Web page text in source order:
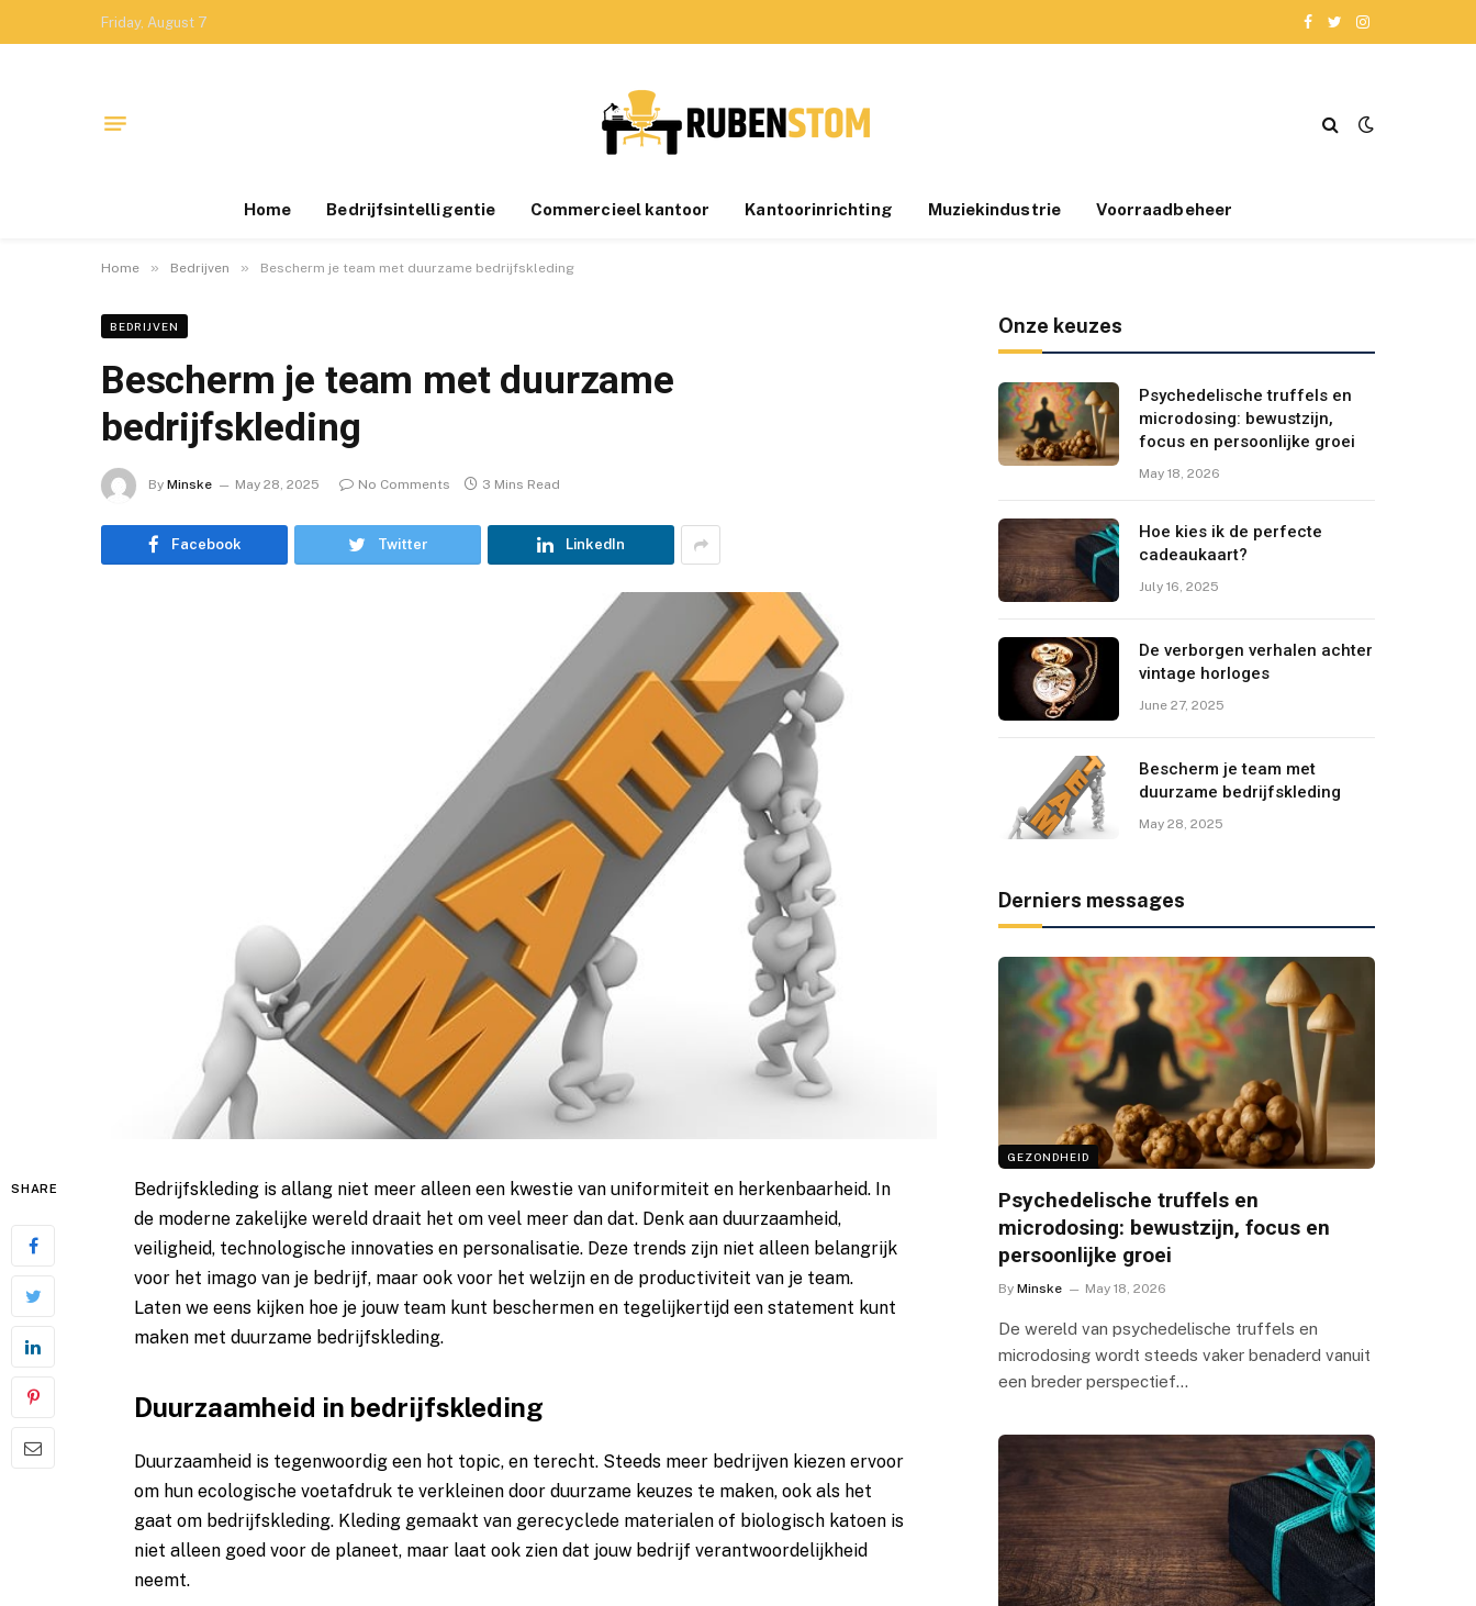
Friday, August 7
Facebook
TwitterInstagram
Home Bedrijfsintelligentie Commercieel kantoor Kantoorinrichting Muziekindustrie Voorraadbeheer
Home » Bedrijven » Bescherm je team met duurzame bedrijfskleding
BEDRIJVEN
Bescherm je team met duurzame
bedrijfskleding
By Minske May 28, 2025 No Comments 3 Mins Read
Facebook Twitter LinkedIn
SHARE
Bedrijfskleding is allang niet meer alleen een kwestie van uniformiteit en herkenbaarheid. In
de moderne zakelijke wereld draait het om veel meer dan dat. Denk aan duurzaamheid,
veiligheid, technologische innovaties en personalisatie. Deze trends zijn niet alleen belangrijk
voor het imago van je bedrijf, maar ook voor het welzijn en de productiviteit van je team.
Laten we eens kijken hoe je jouw team kunt beschermen en tegelijkertijd een statement kunt
maken met duurzame bedrijfskleding.
Duurzaamheid in bedrijfskleding
Duurzaamheid is tegenwoordig een hot topic, en terecht. Steeds meer bedrijven kiezen ervoor
om hun ecologische voetafdruk te verkleinen door duurzame keuzes te maken, ook als het
gaat om bedrijfskleding. Kleding gemaakt van gerecyclede materialen of biologisch katoen is
niet alleen goed voor de planeet, maar laat ook zien dat jouw bedrijf verantwoordelijkheid
neemt.
Onze keuzes
Psychedelische truffels en
microdosing: bewustzijn,
focus en persoonlijke groei
May 18, 2026
Hoe kies ik de perfecte
cadeaukaart?
July 16, 2025
De verborgen verhalen achter
vintage horloges
June 27, 2025
Bescherm je team met
duurzame bedrijfskleding
May 28, 2025
Derniers messages
GEZONDHEID
Psychedelische truffels en
microdosing: bewustzijn, focus en
persoonlijke groei
By Minske May 18, 2026
De wereld van psychedelische truffels en
microdosing wordt steeds vaker benaderd vanuit
een breder perspectief…